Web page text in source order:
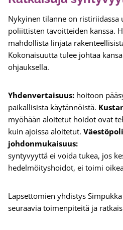
Nykyinen tilanne on ristiriidassa
poliittisten tavoitteiden kanssa.
mahdollista linjata
Kokonaisuutta tulee johtaa
ohjauksella.
Yhdenvertaisuus: hoitoon
paikallisista käytännöistä.
myöhään aloitetut hoidot ovat
kuin ajoissa aloitetut.
johdonmukaisuus:
syntyvyyttä ei voida tukea, jos
hedelmöityshoidot, ei toimi
Lapsettomien yhdistys
seuraavia toimenpiteitä ja